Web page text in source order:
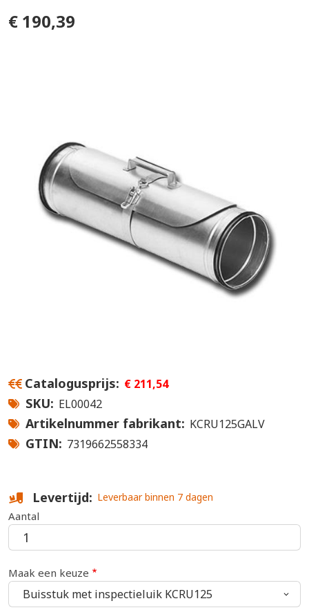
€ 190,39
Catalogusprijs € 211,54
SKU EL00042
Artikelnummer fabrikant KCRU125GALV
GTIN 7319662558334
Levertijd Leverbaar binnen 7 dagen
Aantal
Maak een keuze